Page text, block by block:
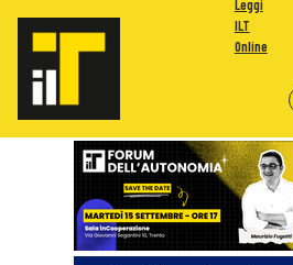
Leggi
ILT
Online